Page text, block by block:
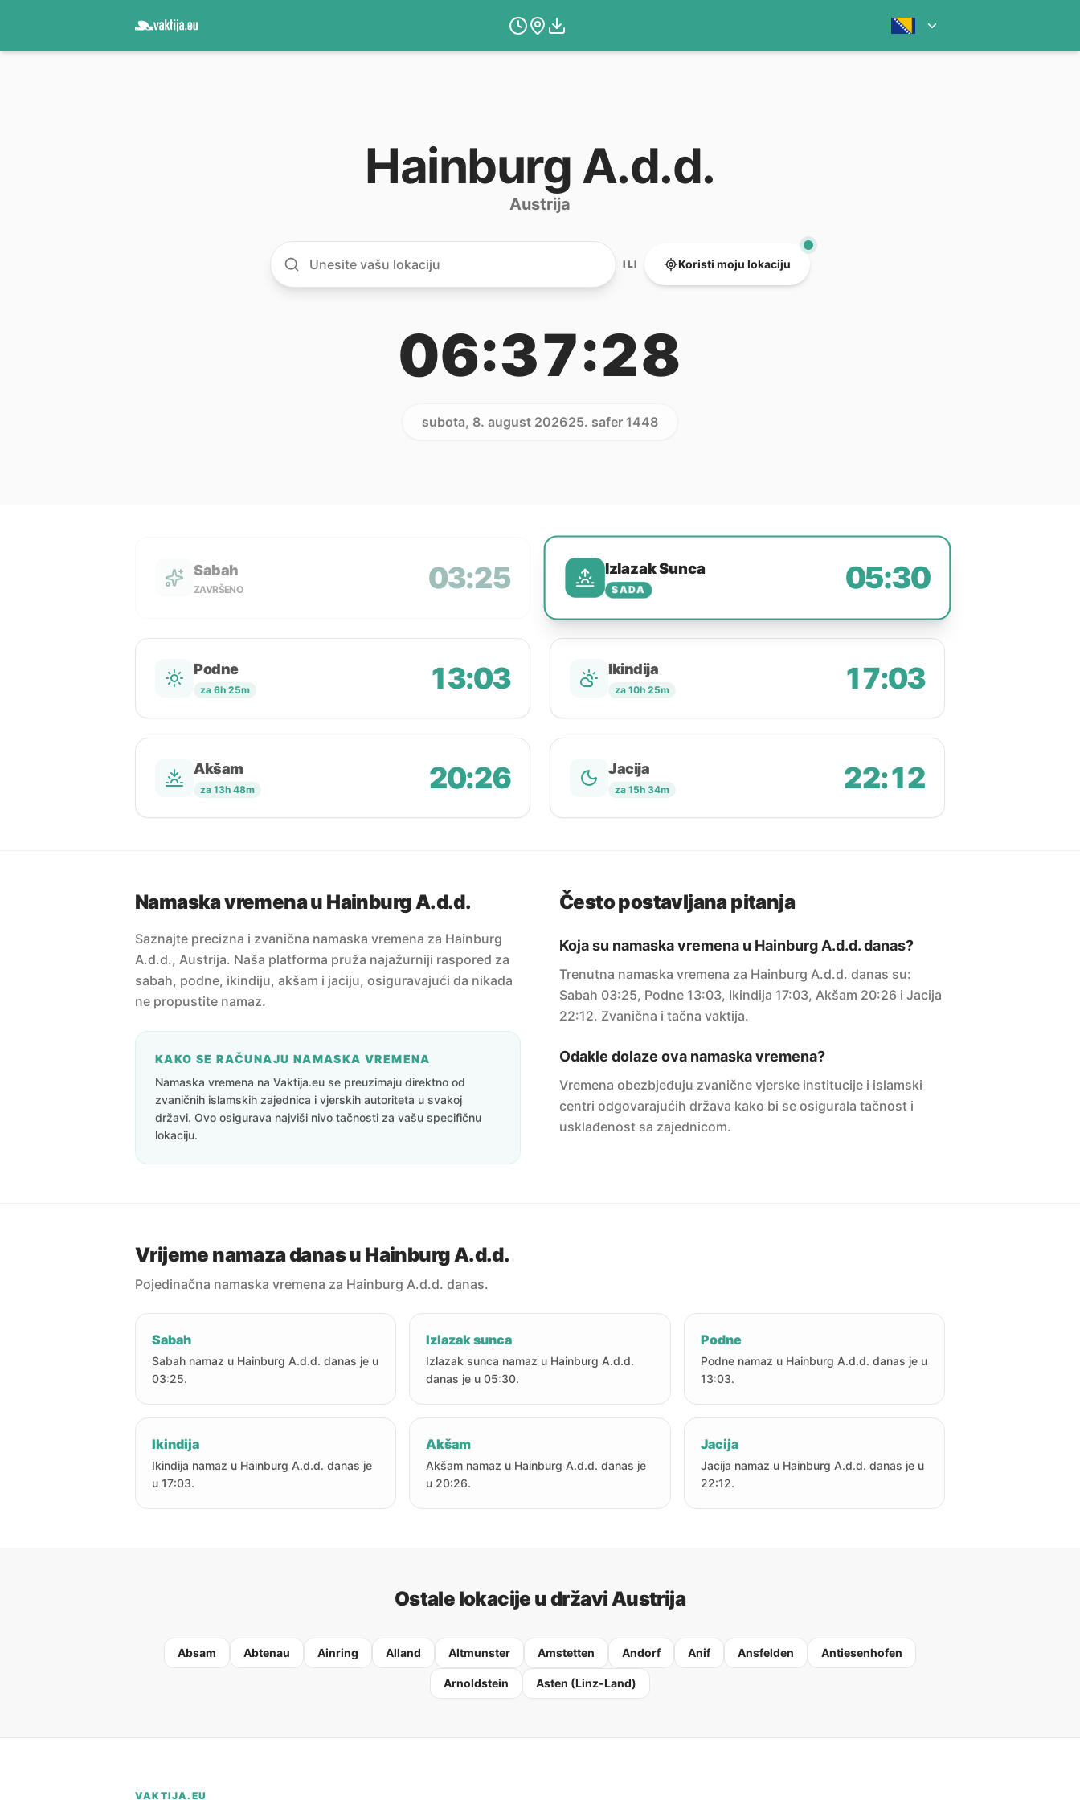
Hainburg A.d.d.
Austrija
ILI Koristi moju lokaciju
06:37:28
subota, 8. august 202625. safer 1448
Sabah
ZAVRŠENO 03:25 Izlazak Sunca
SADA 05:30
Podne
za 6h 25m 13:03 Ikindija
za 10h 25m 17:03
Akšam
za 13h 48m 20:26 Jacija
za 15h 34m 22:12
Namaska vremena u Hainburg A.d.d.
Saznajte precizna i zvanična namaska vremena za Hainburg
A.d.d., Austrija. Naša platforma pruža najažurniji raspored za
sabah, podne, ikindiju, akšam i jaciju, osiguravajući da nikada
ne propustite namaz.
KAKO SE RAČUNAJU NAMASKA VREMENA
Namaska vremena na Vaktija.eu se preuzimaju direktno od
zvaničnih islamskih zajednica i vjerskih autoriteta u svakoj
državi. Ovo osigurava najviši nivo tačnosti za vašu specifičnu
lokaciju.
Često postavljana pitanja
Koja su namaska vremena u Hainburg A.d.d. danas?
Trenutna namaska vremena za Hainburg A.d.d. danas su:
Sabah 03:25, Podne 13:03, Ikindija 17:03, Akšam 20:26 i Jacija
22:12. Zvanična i tačna vaktija.
Odakle dolaze ova namaska vremena?
Vremena obezbjeđuju zvanične vjerske institucije i islamski
centri odgovarajućih država kako bi se osigurala tačnost i
usklađenost sa zajednicom.
Vrijeme namaza danas u Hainburg A.d.d.
Pojedinačna namaska vremena za Hainburg A.d.d. danas.
Sabah
Sabah namaz u Hainburg A.d.d. danas je u
03:25.
Izlazak sunca
Izlazak sunca namaz u Hainburg A.d.d.
danas je u 05:30.
Podne
Podne namaz u Hainburg A.d.d. danas je u
13:03.
Ikindija
Ikindija namaz u Hainburg A.d.d. danas je
u 17:03.
Akšam
Akšam namaz u Hainburg A.d.d. danas je
u 20:26.
Jacija
Jacija namaz u Hainburg A.d.d. danas je u
22:12.
Ostale lokacije u državi Austrija
Absam Abtenau Ainring Alland Altmunster Amstetten Andorf Anif Ansfelden Antiesenhofen
Arnoldstein Asten (Linz-Land)
VAKTIJA.EU